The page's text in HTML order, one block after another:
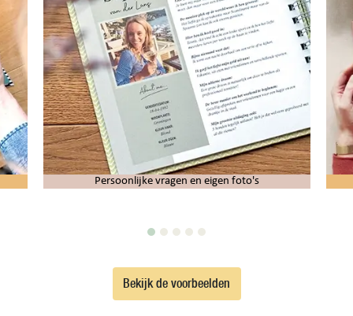
Persoonlijke vragen en eigen foto's
Bekijk de voorbeelden